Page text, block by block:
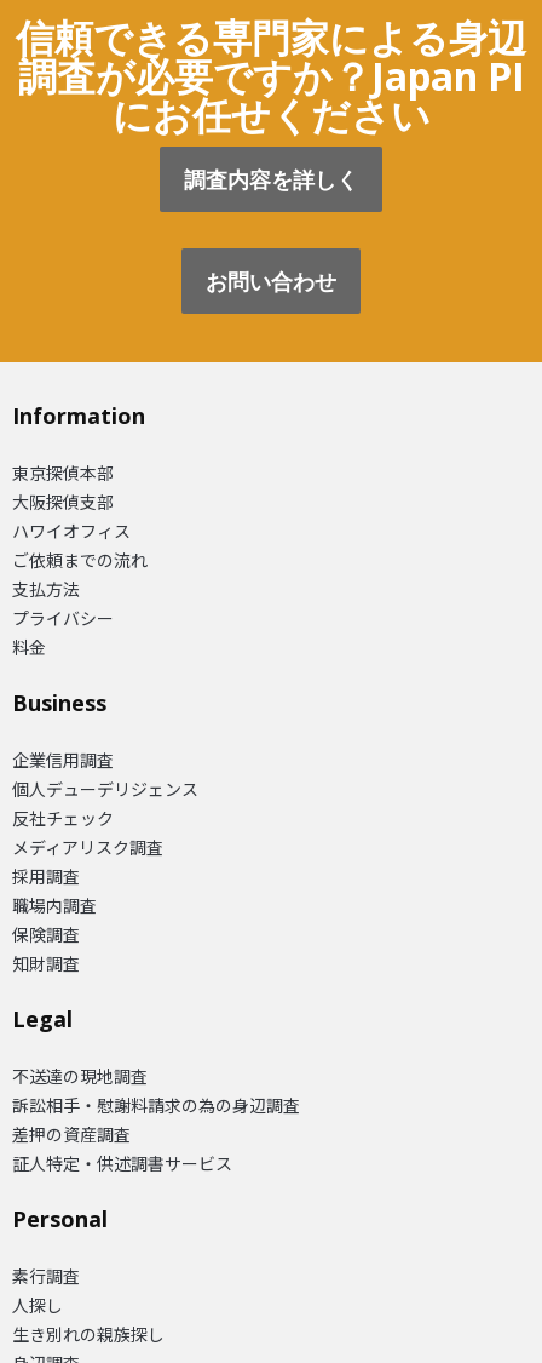
信頼できる専門家による身辺
調査が必要ですか？Japan PI
にお任せください
調査内容を詳しく
お問い合わせ
Information
東京探偵本部
大阪探偵支部
ハワイオフィス
ご依頼までの流れ
支払方法
プライバシー
料金
Business
企業信用調査
個人デューデリジェンス
反社チェック
メディアリスク調査
採用調査
職場内調査
保険調査
知財調査
Legal
不送達の現地調査
訴訟相手・慰謝料請求の為の身辺調査
差押の資産調査
証人特定・供述調書サービス
Personal
素行調査
人探し
生き別れの親族探し